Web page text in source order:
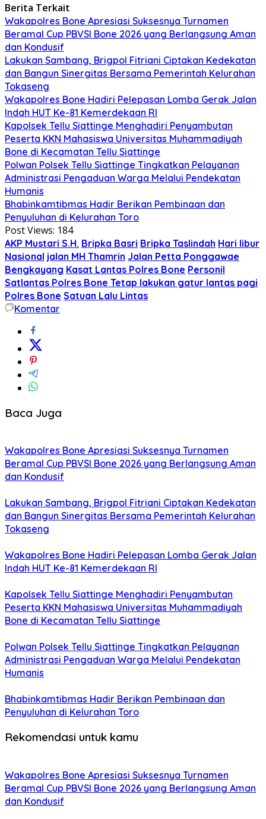
Berita Terkait
Wakapolres Bone Apresiasi Suksesnya Turnamen
Beramal Cup PBVSI Bone 2026 yang Berlangsung Aman
dan Kondusif
Lakukan Sambang, Brigpol Fitriani Ciptakan Kedekatan
dan Bangun Sinergitas Bersama Pemerintah Kelurahan
Tokaseng
Wakapolres Bone Hadiri Pelepasan Lomba Gerak Jalan
Indah HUT Ke-81 Kemerdekaan RI
Kapolsek Tellu Siattinge Menghadiri Penyambutan
Peserta KKN Mahasiswa Universitas Muhammadiyah
Bone di Kecamatan Tellu Siattinge
Polwan Polsek Tellu Siattinge Tingkatkan Pelayanan
Administrasi Pengaduan Warga Melalui Pendekatan
Humanis
Bhabinkamtibmas Hadir Berikan Pembinaan dan
Penyuluhan di Kelurahan Toro
Post Views: 184
AKP Mustari S.H. Bripka Basri Bripka Taslindah Hari libur
Nasional jalan MH Thamrin Jalan Petta Ponggawae
Bengkayang Kasat Lantas Polres Bone Personil
Satlantas Polres Bone Tetap lakukan gatur lantas pagi
Polres Bone Satuan Lalu Lintas
Komentar
Baca Juga
Wakapolres Bone Apresiasi Suksesnya Turnamen
Beramal Cup PBVSI Bone 2026 yang Berlangsung Aman
dan Kondusif
Lakukan Sambang, Brigpol Fitriani Ciptakan Kedekatan
dan Bangun Sinergitas Bersama Pemerintah Kelurahan
Tokaseng
Wakapolres Bone Hadiri Pelepasan Lomba Gerak Jalan
Indah HUT Ke-81 Kemerdekaan RI
Kapolsek Tellu Siattinge Menghadiri Penyambutan
Peserta KKN Mahasiswa Universitas Muhammadiyah
Bone di Kecamatan Tellu Siattinge
Polwan Polsek Tellu Siattinge Tingkatkan Pelayanan
Administrasi Pengaduan Warga Melalui Pendekatan
Humanis
Bhabinkamtibmas Hadir Berikan Pembinaan dan
Penyuluhan di Kelurahan Toro
Rekomendasi untuk kamu
Wakapolres Bone Apresiasi Suksesnya Turnamen
Beramal Cup PBVSI Bone 2026 yang Berlangsung Aman
dan Kondusif